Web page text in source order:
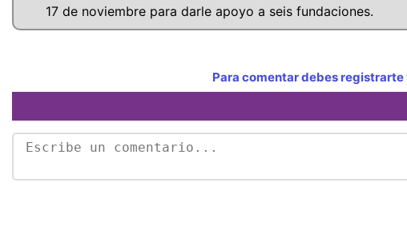
17 de noviembre para darle apoyo a seis fundaciones.
Para comentar debes